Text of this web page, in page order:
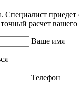
Специалист приедет
расчет вашего
Ваше имя
Телефон